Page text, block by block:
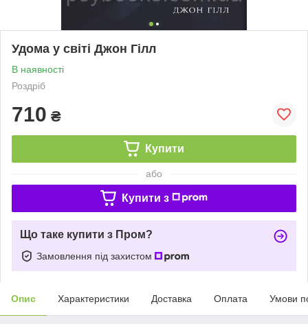
Удома у світі Джон Гілл
В наявності
Роздріб
710 ₴
Купити
або
Купити з
Що таке купити з Пром?
Замовлення під захистом
Опис Характеристики Доставка Оплата Умови